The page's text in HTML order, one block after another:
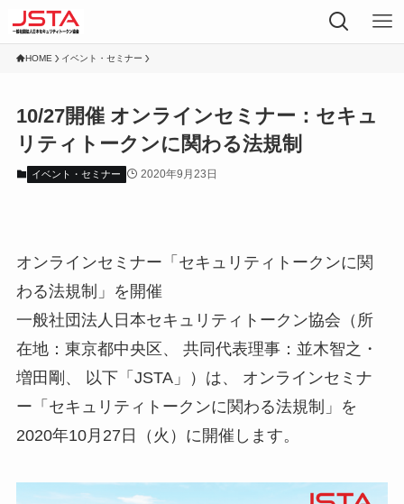
HOME イベント・セミナー
10/27開催 オンラインセミナー：セキュ
リティトークンに関わる法規制
イベント・セミナー 2020年9月23日
オンラインセミナー「セキュリティトークンに関
わる法規制」を開催
一般社団法人日本セキュリティトークン協会（所
在地：東京都中央区、 共同代表理事：並木智之・
増田剛、 以下「JSTA」）は、 オンラインセミナ
ー「セキュリティトークンに関わる法規制」を
2020年10月27日（火）に開催します。